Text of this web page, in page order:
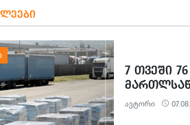
7 ᲗᲕᲔᲨᲘ
ავტორი